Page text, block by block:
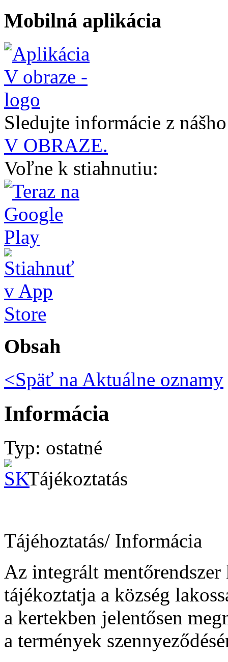
Mobilná aplikácia
Sledujte informácie z
V OBRAZE.
Voľne k stiahnutiu:
Obsah
<Späť na Aktuálne oznamy
Informácia
Typ: ostatné
Tájékoztatás
Tájéhoztatás/ Informácia
Az integrált
tájékoztatja a község
a kertekben jelentősen
a termények